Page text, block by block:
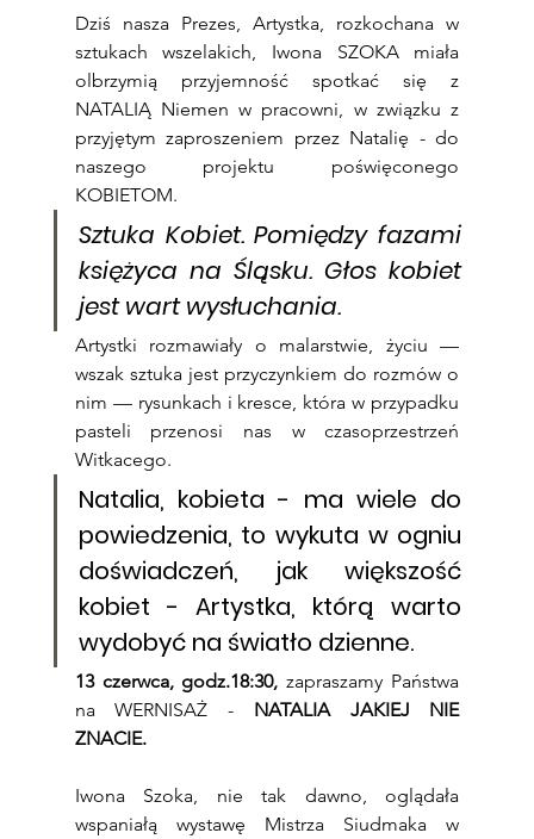
Dziś nasza Prezes, Artystka, rozkochana w
sztukach wszelakich, Iwona SZOKA miała
olbrzymią przyjemność spotkać się z
NATALIĄ Niemen w pracowni, w związku z
przyjętym zaproszeniem przez Natalię - do
naszego projektu poświęconego
KOBIETOM.
Sztuka Kobiet. Pomiędzy fazami
księżyca na Śląsku. Głos kobiet
jest wart wysłuchania.
Artystki rozmawiały o malarstwie, życiu —
wszak sztuka jest przyczynkiem do rozmów o
nim — rysunkach i kresce, która w przypadku
pasteli przenosi nas w czasoprzestrzeń
Witkacego.
Natalia, kobieta - ma wiele do
powiedzenia, to wykuta w ogniu
doświadczeń, jak większość
kobiet - Artystka, którą warto
wydobyć na światło dzienne.
13 czerwca, godz.18:30, zapraszamy Państwa
na WERNISAŻ - NATALIA JAKIEJ NIE
ZNACIE.
Iwona Szoka, nie tak dawno, oglądała
wspaniałą wystawę Mistrza Siudmaka w